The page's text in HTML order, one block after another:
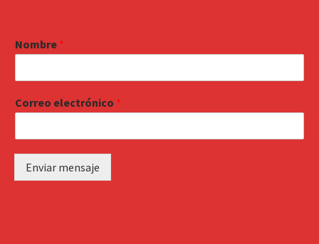
Nombre *
Correo electrónico *
Enviar mensaje